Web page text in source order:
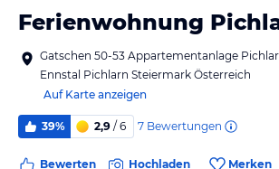
Ferienwohnung
Gatschen 50-53 Appartementanlage
Ennstal Pichlarn Steiermark Österreich
Auf Karte anzeigen
39% 2,9 / 6 7 Bewertungen
Bewerten Hochladen Merken